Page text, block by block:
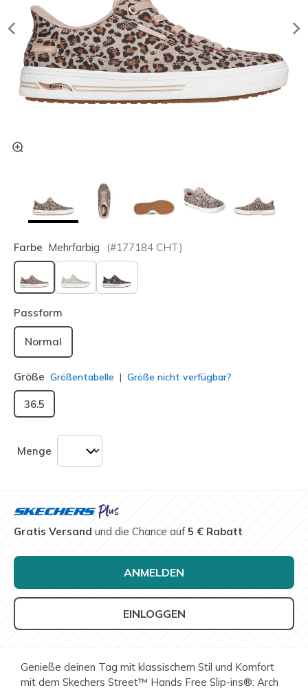
Farbe Mehrfarbig (#177184 CHT)
ausgewählt
Passform
Normal
Größe Größentabelle Größe nicht verfügbar?
36.5
Menge
Gratis Versand und die Chance auf5 € Rabatt
ANMELDEN
EINLOGGEN
Genieße deinen Tag mit klassischem Stil und Komfort
mit dem Skechers Street™ Hands Free Slip-ins®: Arch